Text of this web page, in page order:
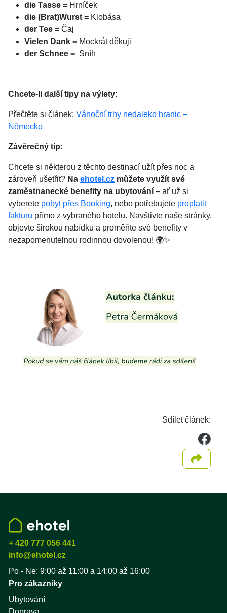
die Tasse = Hrníček
die (Brat)Wurst = Klobása
der Tee = Čaj
Vielen Dank = Mockrát děkuji
der Schnee = Sníh
Chcete-li další tipy na výlety:
Přečtěte si článek: Vánoční trhy nedaleko hranic –
Německo
Závěrečný tip:
Chcete si některou z těchto destinací užít přes noc a
zároveň ušetřit? Na ehotel.cz můžete využít své
zaměstnanecké benefity na ubytování – ať už si
vyberete pobyt přes Booking, nebo potřebujete proplatit
fakturu přímo z vybraného hotelu. Navštivte naše stránky,
objevte širokou nabídku a proměňte své benefity v
nezapomenutelnou rodinnou dovolenou! 🌍✨
Sdílet článek:
+ 420 777 056 441
info@ehotel.cz
Po - Ne: 9:00 až 11:00 a 14:00 až 16:00
Pro zákazníky
Ubytování